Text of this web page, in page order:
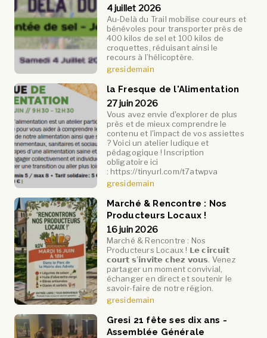
4 juillet 2026
Au-Delà du Trail mobilise coureurs et
bénévoles pour transporter près de
400 kilos de sel et 100 kilos de
croquettes, réduisant ainsi le
recours à l’hélicoptère.
gresidemain
la Fresque de l'Alimentation
27 juin 2026
Vous avez envie d'explorer de plus
près et de mieux comprendre le
contenu et l'impact de vos assiettes
? Voici un atelier ludique et
pédagogique ! Inscription
obligatoire ici
: https://tinyurl.com/t7atwpva
gresidemain
Marché & Rencontre : Nos
Producteurs Locaux !
16 juin 2026
Marché & Rencontre : Nos
Producteurs Locaux ! 𝗟𝗲 𝗰𝗶𝗿𝗰𝘂𝗶𝘁
𝗰𝗼𝘂𝗿𝘁 𝘀'𝗶𝗻𝘃𝗶𝘁𝗲 𝗰𝗵𝗲𝘇 𝘃𝗼𝘂𝘀. Venez
partager un moment convivial,
échanger en direct et soutenir le
savoir-faire de notre région.
gresidemain
Gresi 21 fête ses dix ans -
Assemblée Générale